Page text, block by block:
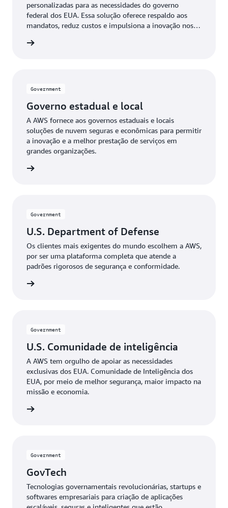
personalizadas para as necessidades do governo
federal dos EUA. Essa solução oferece respaldo aos
mandatos, reduz custos e impulsiona a inovação nos
pagamento conforme o uso fornece tecnologia
Government
Governo estadual e local
A AWS fornece aos governos estaduais e locais
soluções de nuvem seguras e econômicas para permitir
a inovação e a melhor prestação de serviços em
grandes organizações.
Government
U.S. Department of Defense
Os clientes mais exigentes do mundo escolhem a AWS,
por ser uma plataforma completa que atende a
padrões rigorosos de segurança e conformidade.
Government
U.S. Comunidade de inteligência
A AWS tem orgulho de apoiar as necessidades
exclusivas dos EUA. Comunidade de Inteligência dos
EUA, por meio de melhor segurança, maior impacto na
missão e economia.
Government
GovTech
Tecnologias governamentais revolucionárias, startups e
softwares empresariais para criação de aplicações